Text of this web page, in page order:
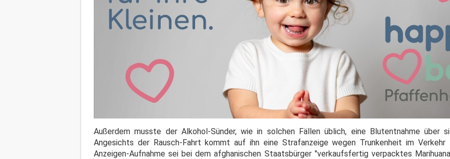
Außerdem musste der Alkohol-Sünder, wie in solchen Fällen üblich, eine Blutentnahme über
Angesichts der Rausch-Fahrt kommt auf ihn eine Strafanzeige wegen Trunkenheit im Verkehr
Anzeigen-Aufnahme sei bei dem afghanischen Staatsbürger "verkaufsfertig verpacktes